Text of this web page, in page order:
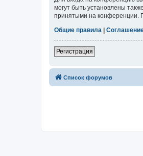
могут быть установлены
принятыми на конференции.
Общие правила
Регистрация
Список форумов